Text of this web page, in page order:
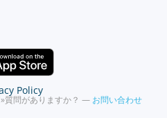
質問がありますか？ — お問い合わせ
Policy